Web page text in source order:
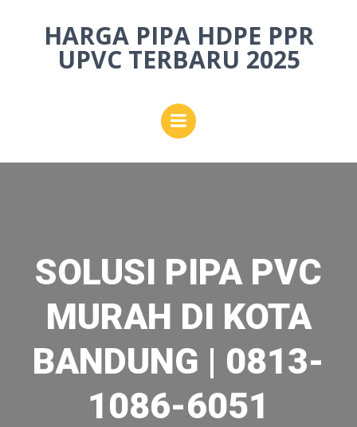
to
content
HARGA PIPA HDPE PPR
UPVC TERBARU 2025
SOLUSI PIPA PVC
MURAH DI KOTA
BANDUNG | 0813-
1086-6051